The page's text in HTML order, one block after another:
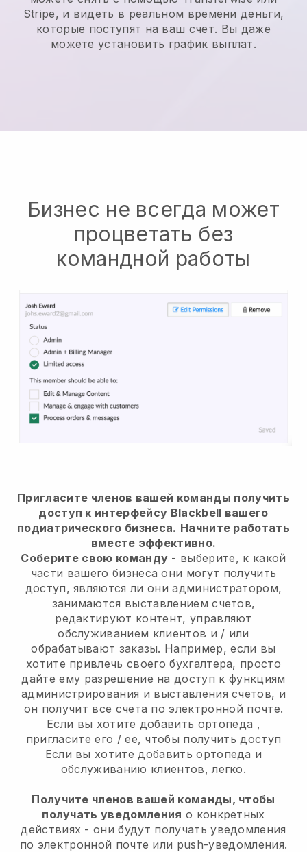
Stripe, и видеть в реальном времени деньги,
которые поступят на ваш счет. Вы даже
можете установить график выплат.
Бизнес не всегда может
процветать без
командной работы
Пригласите членов вашей команды получить
доступ к интерфейсу Blackbell вашего
подиатрического бизнеса. Начните работать
вместе эффективно.
Соберите свою команду - выберите, к какой
части вашего бизнеса они могут получить
доступ, являются ли они администратором,
занимаются выставлением счетов,
редактируют контент, управляют
обслуживанием клиентов и / или
обрабатывают заказы. Например, если вы
хотите привлечь своего бухгалтера, просто
дайте ему разрешение на доступ к функциям
администрирования и выставления счетов, и
он получит все счета по электронной почте.
Если вы хотите добавить ортопеда ,
пригласите его / ее, чтобы получить доступ
Если вы хотите добавить ортопеда и
обслуживанию клиентов, легко.
Получите членов вашей команды, чтобы
получать уведомления о конкретных
действиях - они будут получать уведомления
по электронной почте или push-уведомления.